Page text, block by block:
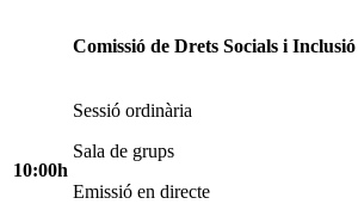
10:00h
Comissió de Drets Socials i Inclusió
Sessió ordinària
Sala de grups
Emissió en directe